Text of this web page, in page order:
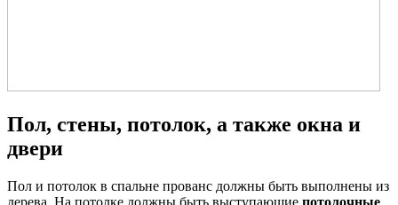
Пол, стены, потолок, а также окна и
двери
Пол и потолок в спальне прованс должны быть выполнены из